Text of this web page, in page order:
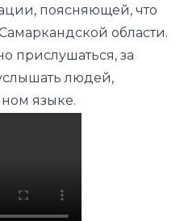
поясняющей, что
области.
прислушаться, за
людей,
языке.